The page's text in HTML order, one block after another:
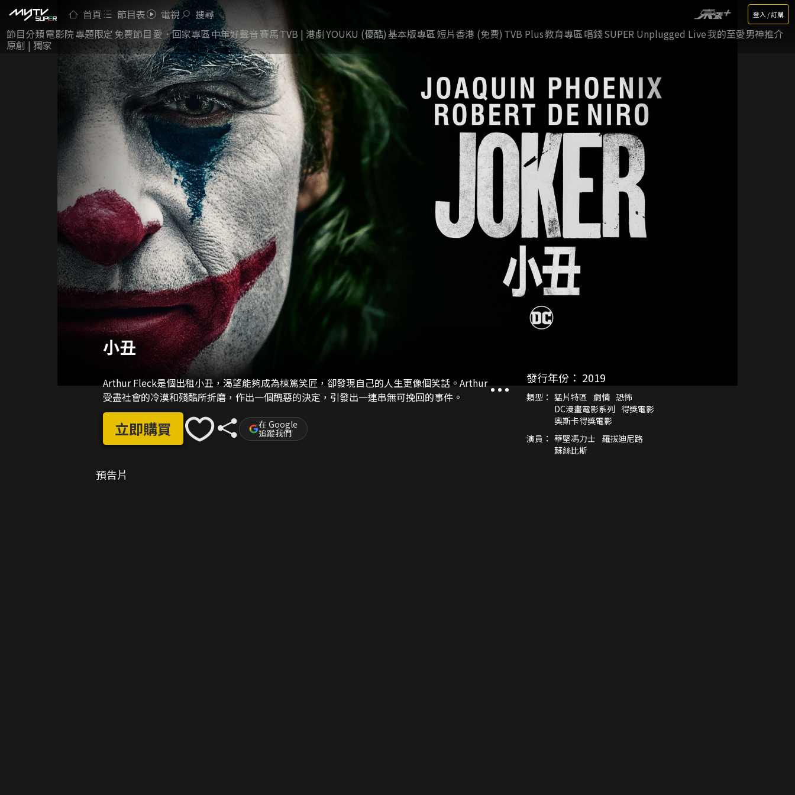
首頁 節目表 電視 搜尋 登入 / 訂購
節目分類電影院專題限定免費節目愛．回家專區中年好聲音賽馬TVB | 港劇YOUKU (優酷)基本版專區短片香港 (免費) TVB Plus教育專區唱錢SUPER Unplugged Live我的至愛男神推介
原創 | 獨家
小丑
Arthur Fleck是個出租小丑，渴望能夠成為棟篤笑匠，卻發現自己的人生更像個笑話。Arthur
受盡社會的冷漠和殘酷所折磨，作出一個醜惡的決定，引發出一連串無可挽回的事件。
立即購買 在 Google
追蹤我們
發行年份： 2019
類型： 猛片特區 劇情 恐怖
DC漫畫電影系列 得獎電影
奧斯卡得獎電影
演員： 華堅馮力士 羅拔迪尼路
蘇絲比斯
預告片